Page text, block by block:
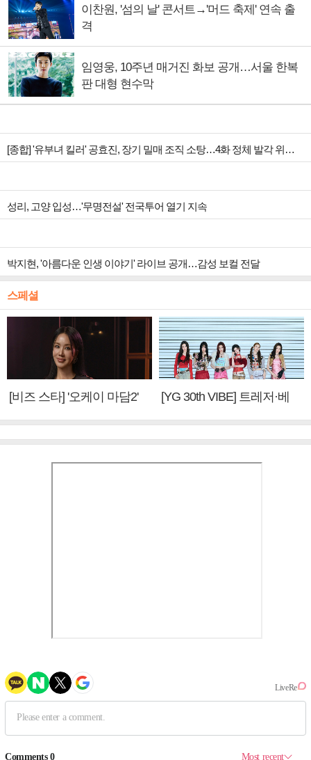
이찬원, '섬의 날' 콘서트→'머드 축제' 연속 출
격
임영웅, 10주년 매거진 화보 공개…서울 한복
판 대형 현수막
[종합] '유부녀 킬러' 공효진, 장기 밀매 조직 소탕…4화 정체 발각 위기 예고
성리, 고양 입성…'무명전설' 전국투어 열기 지속
박지현, '아름다운 인생 이야기' 라이브 공개…감성 보컬 전달
스페셜
[비즈 스타] '오케이 마담2'
[YG 30th VIBE] 트레저·베